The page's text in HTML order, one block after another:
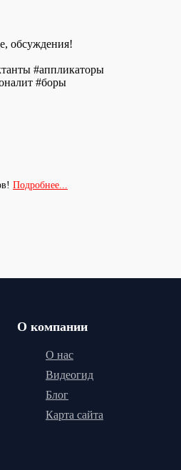
обсуждения!
#аппликаторы
#боры
Подробнее...
О компании
О нас
Видеогид
Блог
Карта сайта